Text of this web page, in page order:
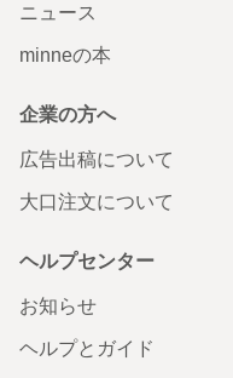
ニュース
minneの本
企業の方へ
広告出稿について
大口注文について
ヘルプセンター
お知らせ
ヘルプとガイド